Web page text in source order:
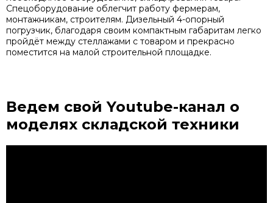
Спецоборудование облегчит работу фермерам,
монтажникам, строителям. Дизельный 4-опорный
погрузчик, благодаря своим компактным габаритам легко
пройдёт между стеллажами с товаром и прекрасно
поместится на малой строительной площадке.
Ведем свой Youtube-канал о
моделях складской техники